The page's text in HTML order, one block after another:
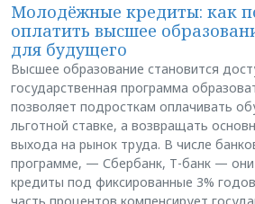
Молодёжные кредиты: как
оплатить высшее
для будущего
Высшее образование становится
государственная программа
позволяет подросткам оплачивать
льготной ставке, а возвращать
выхода на рынок труда. В числе
программе, — Сбербанк, Т-банк —
кредиты под фиксированные 3%